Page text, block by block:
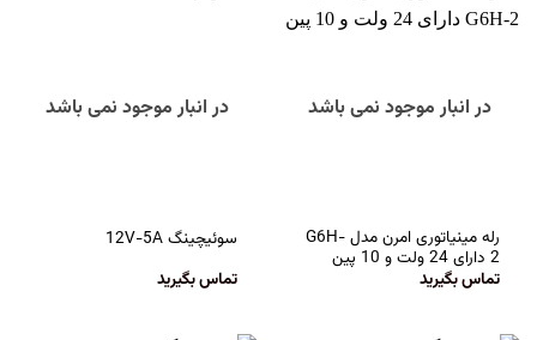
در انبار موجود نمی باشد
رله مینیاتوری امرن مدل G6H-
2 دارای 24 ولت و 10 پین
تماس بگیرید
در انبار موجود نمی باشد
سوئیچینگ 12V-5A
تماس بگیرید